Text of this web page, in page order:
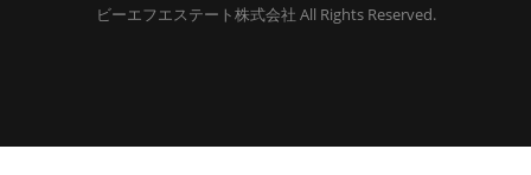
ビーエフエステート株式会社 All Rights Reserved.